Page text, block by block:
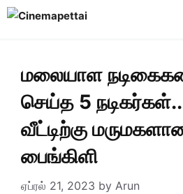
Skip
மலையாள
செய்த 5 நடிகர்கள்..
வீட்டிற்கு
பைங்கிளி
ஏப்ரல் 21, 2023 by Arun